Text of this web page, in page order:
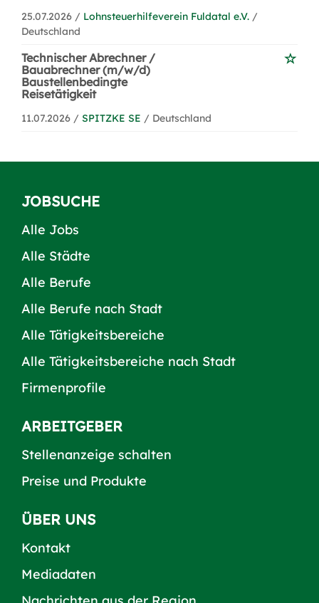
25.07.2026 / Lohnsteuerhilfeverein Fuldatal e.V. /
Deutschland
Technischer Abrechner /
Bauabrechner (m/w/d)
Baustellenbedingte
Reisetätigkeit
11.07.2026 / SPITZKE SE / Deutschland
JOBSUCHE
Alle Jobs
Alle Städte
Alle Berufe
Alle Berufe nach Stadt
Alle Tätigkeitsbereiche
Alle Tätigkeitsbereiche nach Stadt
Firmenprofile
ARBEITGEBER
Stellenanzeige schalten
Preise und Produkte
ÜBER UNS
Kontakt
Mediadaten